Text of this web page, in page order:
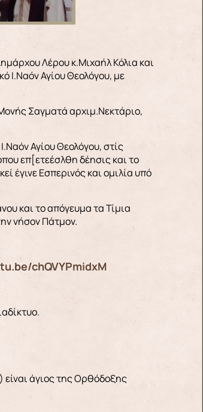
Λέρου κ.Μιχαήλ Κόλια και
Ι.Ναόν Αγίου Θεολόγου, με
Σαγματά αρχιμ.Νεκτάριο,
Αγίου Θεολόγου, στίς
επ[ετεέσλθη δέησις και το
έγινε Εσπερινός και ομιλία υπό
και το απόγευμα τα Τίμια
νήσον Πάτμον.
chQVYPmidxM
είναι άγιος της Ορθόδοξης